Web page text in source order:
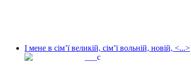
І мене в сім’ї великій, сім’ї вольній, новій, <...>